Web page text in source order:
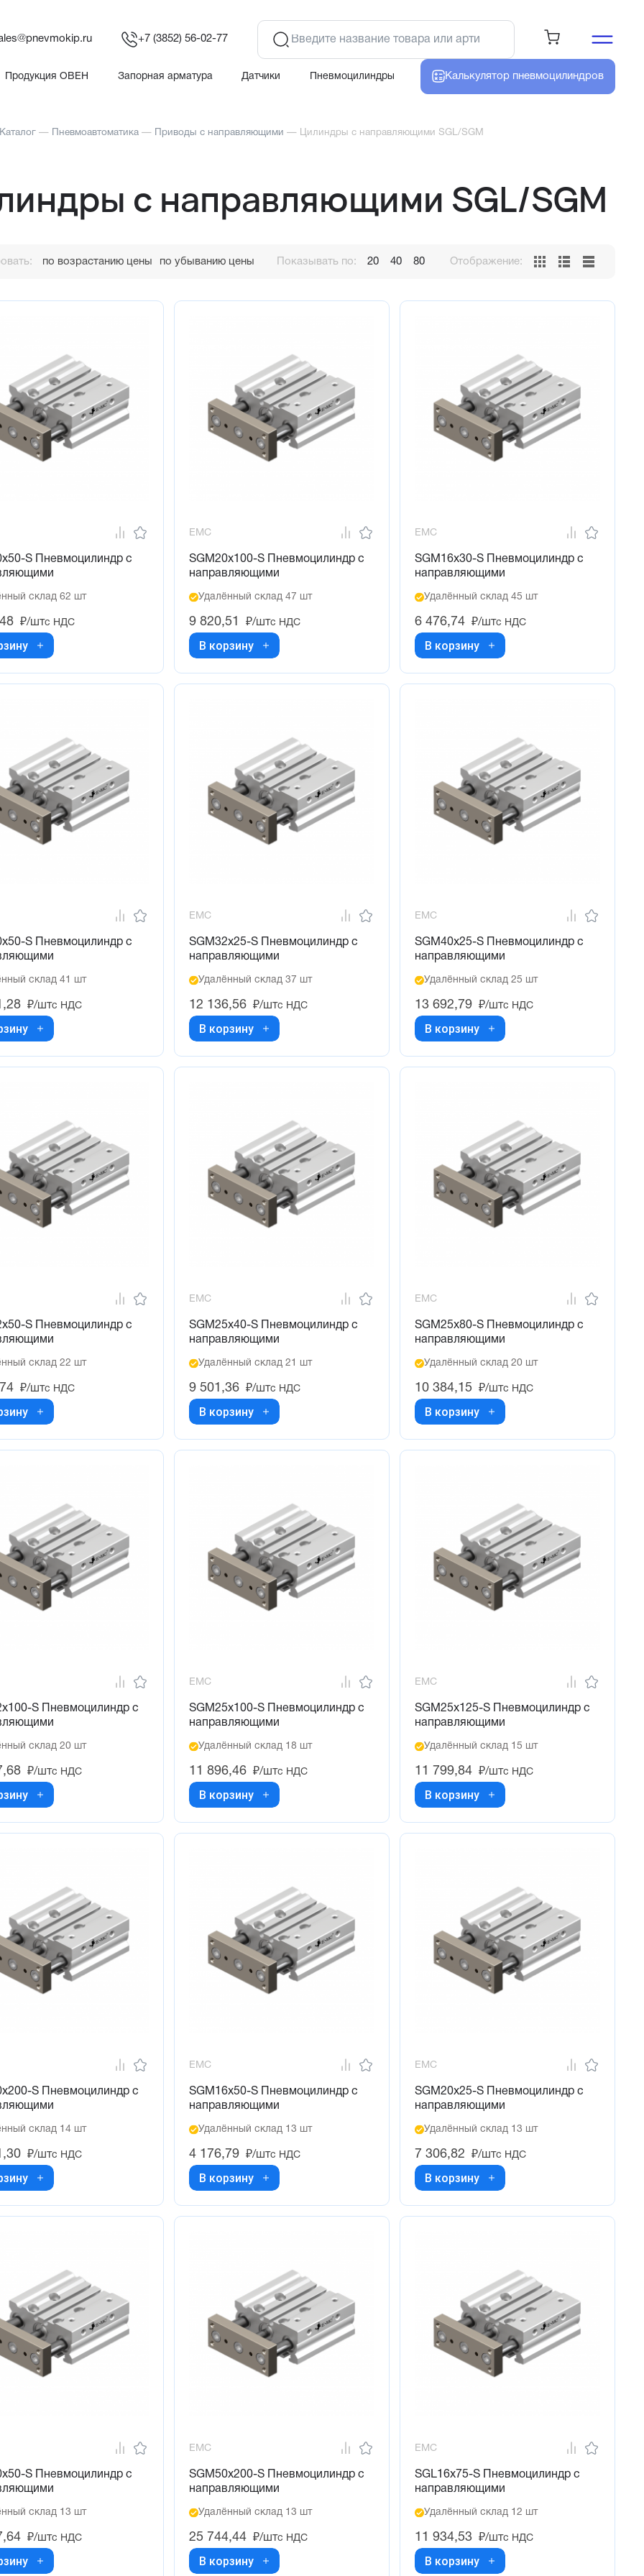
+7 (3852) 56-02-77
Продукция ОВЕН Запорная арматура Датчики Пневмоцилиндры Калькулятор пневмоцилиндров
Каталог — Пневмоавтоматика — Приводы с направляющими — Цилиндры с направляющими SGL/SGM
с направляющими SGL/SGM
по возрастанию цены по убыванию цены Показывать по: 20 40 80 Отображение:
S Пневмоцилиндр с
склад 62 шт
₽/штс НДС
EMC
SGM20x100-S Пневмоцилиндр с
направляющими
Удалённый склад 47 шт
9 820,51 ₽/штс НДС
В корзину
EMC
SGM16x30-S Пневмоцилиндр с
направляющими
Удалённый склад 45 шт
6 476,74 ₽/штс НДС
В корзину
S Пневмоцилиндр с
склад 41 шт
₽/штс НДС
EMC
SGM32x25-S Пневмоцилиндр с
направляющими
Удалённый склад 37 шт
12 136,56 ₽/штс НДС
В корзину
EMC
SGM40x25-S Пневмоцилиндр с
направляющими
Удалённый склад 25 шт
13 692,79 ₽/штс НДС
В корзину
S Пневмоцилиндр с
склад 22 шт
₽/штс НДС
EMC
SGM25x40-S Пневмоцилиндр с
направляющими
Удалённый склад 21 шт
9 501,36 ₽/штс НДС
В корзину
EMC
SGM25x80-S Пневмоцилиндр с
направляющими
Удалённый склад 20 шт
10 384,15 ₽/штс НДС
В корзину
S Пневмоцилиндр с
склад 20 шт
₽/штс НДС
EMC
SGM25x100-S Пневмоцилиндр с
направляющими
Удалённый склад 18 шт
11 896,46 ₽/штс НДС
В корзину
EMC
SGM25x125-S Пневмоцилиндр с
направляющими
Удалённый склад 15 шт
11 799,84 ₽/штс НДС
В корзину
S Пневмоцилиндр с
склад 14 шт
₽/штс НДС
EMC
SGM16x50-S Пневмоцилиндр с
направляющими
Удалённый склад 13 шт
4 176,79 ₽/штс НДС
В корзину
EMC
SGM20x25-S Пневмоцилиндр с
направляющими
Удалённый склад 13 шт
7 306,82 ₽/штс НДС
В корзину
S Пневмоцилиндр с
склад 13 шт
₽/штс НДС
EMC
SGM50x200-S Пневмоцилиндр с
направляющими
Удалённый склад 13 шт
25 744,44 ₽/штс НДС
В корзину
EMC
SGL16x75-S Пневмоцилиндр с
направляющими
Удалённый склад 12 шт
11 934,53 ₽/штс НДС
В корзину